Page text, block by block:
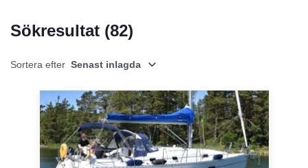
Sökresultat (82)
Sortera efter Senast inlagda